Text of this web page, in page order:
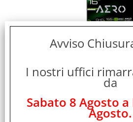
COPILOT+ PC 16" WQXGA
RAM 16GB-SSD 1TB NVMe-
8GB-WI-FI 6E + GIGABIT LAN-
HOME
Avviso
I nostri uffici
da
Sabato 8 Agosto
Agosto.